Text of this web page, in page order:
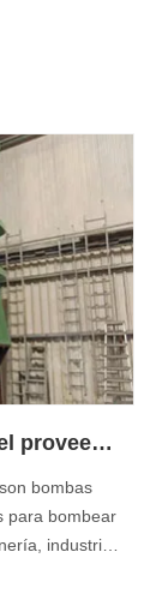
Como bomba de dragado para el proveedor de minería, Bombas de diseño Muyuan con alta calidad
bombas
para bombear
industria